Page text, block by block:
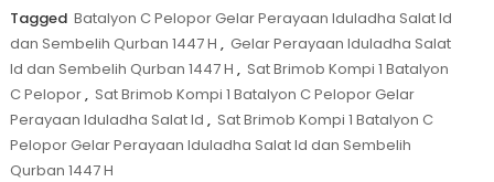
Tagged Batalyon C Pelopor Gelar Perayaan Iduladha Salat Id
dan Sembelih Qurban 1447 H , Gelar Perayaan Iduladha Salat
Id dan Sembelih Qurban 1447 H , Sat Brimob Kompi 1 Batalyon
C Pelopor, Sat Brimob Kompi 1 Batalyon C Pelopor Gelar
Perayaan Iduladha Salat Id , Sat Brimob Kompi 1 Batalyon C
Pelopor Gelar Perayaan Iduladha Salat Id dan Sembelih
Qurban 1447 H